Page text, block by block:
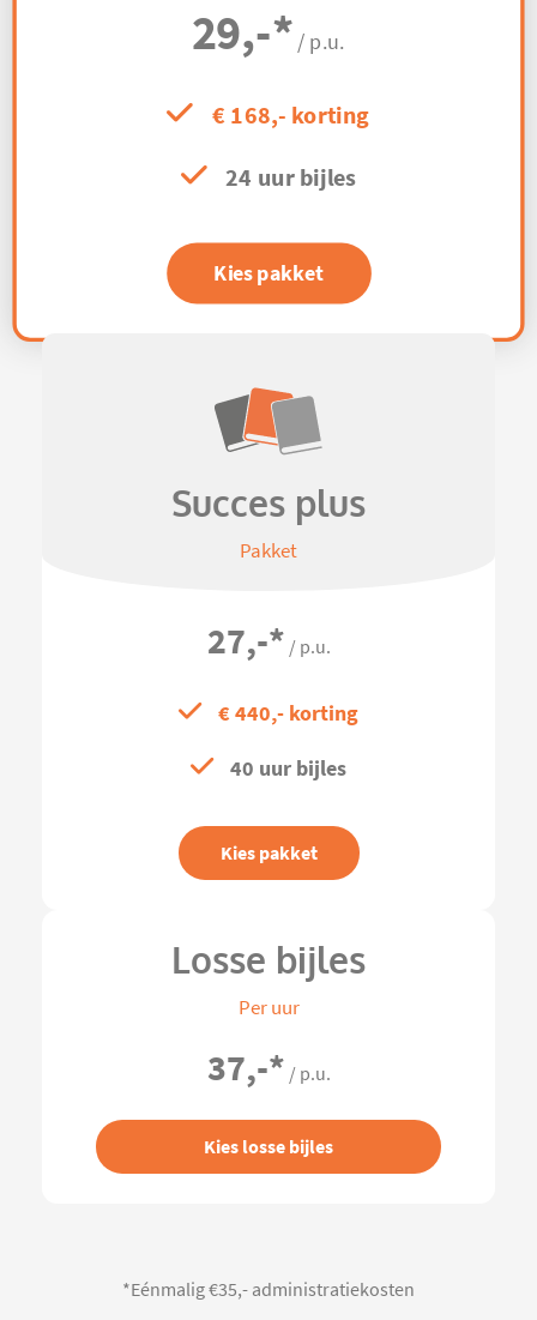
29,-* / p.u.
€ 168,- korting
24 uur bijles
Kies pakket
Succes plus
Pakket
27,-* / p.u.
€ 440,- korting
40 uur bijles
Kies pakket
Losse bijles
Per uur
37,-* / p.u.
Kies losse bijles
*Eénmalig €35,- administratiekosten